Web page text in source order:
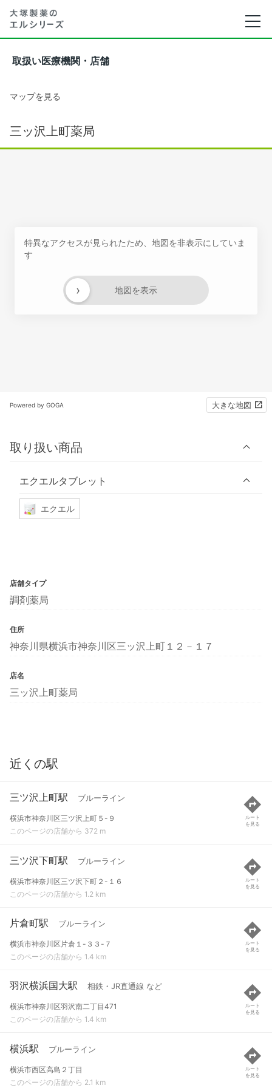
取扱い医療機関・店舗
マップを見る
三ッ沢上町薬局
特異なアクセスが見られたため、地図を非表示にしていま
す
地図を表示
›
Powered by GOGA 大きな地図
取り扱い商品
エクエルタブレット
エクエル
店舗タイプ
調剤薬局
住所
神奈川県横浜市神奈川区三ッ沢上町１２－１７
店名
三ッ沢上町薬局
近くの駅
三ツ沢上町駅 ブルーライン
横浜市神奈川区三ツ沢上町５-９
このページの店舗から 372 m
ルート
を見る
三ツ沢下町駅 ブルーライン
横浜市神奈川区三ツ沢下町２-１６
このページの店舗から 1.2 km
ルート
を見る
片倉町駅 ブルーライン
横浜市神奈川区片倉１-３３-７
このページの店舗から 1.4 km
ルート
を見る
羽沢横浜国大駅 相鉄・JR直通線 など
横浜市神奈川区羽沢南二丁目471
このページの店舗から 1.4 km
ルート
を見る
横浜駅 ブルーライン
横浜市西区高島２丁目
このページの店舗から 2.1 km
ルート
を見る